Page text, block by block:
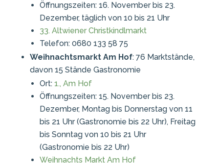
Öffnungszeiten: 16. November bis 23.
Dezember, täglich von 10 bis 21 Uhr
33. Altwiener Christkindlmarkt
Telefon: 0680 133 58 75
Weihnachtsmarkt Am Hof: 76 Marktstände,
davon 15 Stände Gastronomie
Ort: 1., Am Hof
Öffnungszeiten: 15. November bis 23.
Dezember, Montag bis Donnerstag von 11
bis 21 Uhr (Gastronomie bis 22 Uhr), Freitag
bis Sonntag von 10 bis 21 Uhr
(Gastronomie bis 22 Uhr)
Weihnachts Markt Am Hof